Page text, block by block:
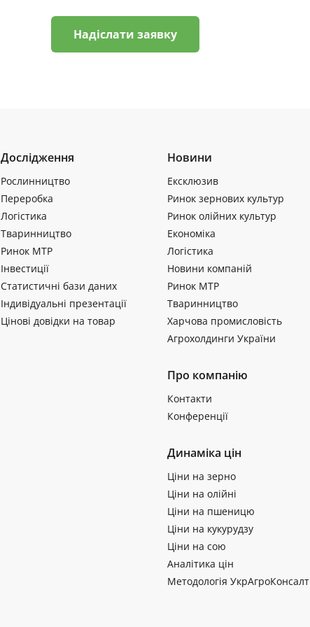
Надіслати заявку
Дослідження
Рослинництво
Переробка
Логістика
Тваринництво
Ринок МТР
Інвестиції
Статистичні бази даних
Індивідуальні презентації
Цінові довідки на товар
Новини
Ексклюзив
Ринок зернових культур
Ринок олійних культур
Економіка
Логістика
Новини компаній
Ринок МТР
Тваринництво
Харчова промисловість
Агрохолдинги України
Про компанію
Контакти
Конференції
Динаміка цін
Ціни на зерно
Ціни на олійні
Ціни на пшеницю
Ціни на кукурудзу
Ціни на сою
Аналітика цін
Методологія УкрАгроКонсалт